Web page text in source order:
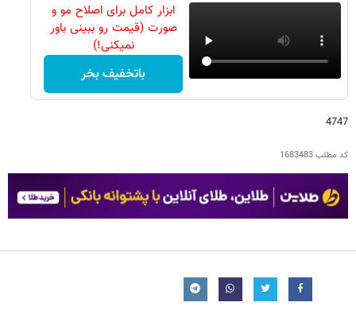
ابزار کامل برای اصلاح مو و
صورت (قیمت رو ببینی باور
نمیکنی!)
باتخفیف بخر
4747
کد مطلب1683483